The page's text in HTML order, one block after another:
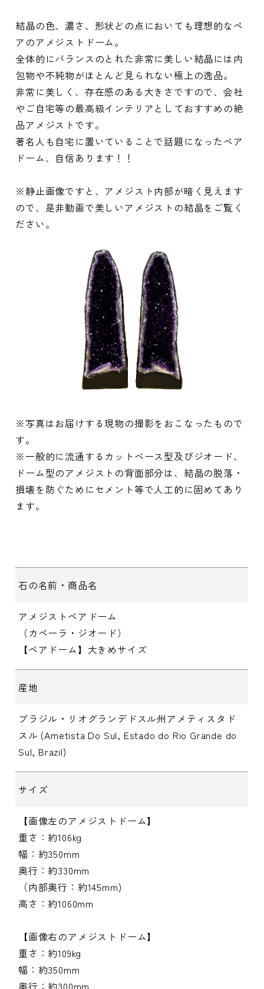
結晶の色、濃さ、形状どの点においても理想的なペ
アのアメジストドーム。
全体的にバランスのとれた非常に美しい結晶には内
包物や不純物がほとんど見られない極上の逸品。
非常に美しく、存在感のある大きさですので、会社
やご自宅等の最高級インテリアとしておすすめの絶
品アメジストです。
著名人も自宅に置いていることで話題になったペア
ドーム、自信あります！！
※静止画像ですと、アメジスト内部が暗く見えます
ので、是非動画で美しいアメジストの結晶をご覧く
ださい。
※写真はお届けする現物の撮影をおこなったもので
す。
※一般的に流通するカットベース型及びジオード、
ドーム型のアメジストの背面部分は、結晶の脱落・
損壊を防ぐためにセメント等で人工的に固めてあり
ます。
石の名前・商品名
アメジストペアドーム
（カペーラ・ジオード）
【ペアドーム】大きめサイズ
産地
ブラジル・リオグランデドスル州アメティスタド
スル (Ametista Do Sul, Estado do Rio Grande do
Sul, Brazil)
サイズ
【画像左のアメジストドーム】
重さ：約106kg
幅：約350mm
奥行：約330mm
（内部奥行：約145mm)
高さ：約1060mm
【画像右のアメジストドーム】
重さ：約109kg
幅：約350mm
奥行：約300mm